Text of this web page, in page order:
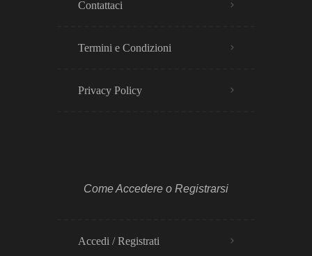
Contattaci
Termini e Condizioni
Privacy Policy​
Come Accedere o Registrarsi
Accedi / Registrati